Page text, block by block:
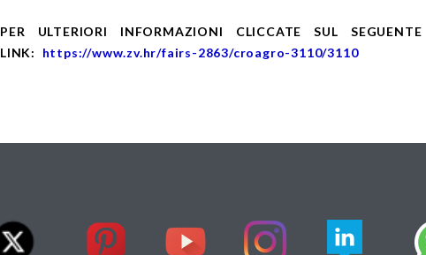
PER ULTERIORI INFORMAZIONI CLICCATE SUL SEGUENTE
LINK: https://www.zv.hr/fairs-2863/croagro-3110/3110